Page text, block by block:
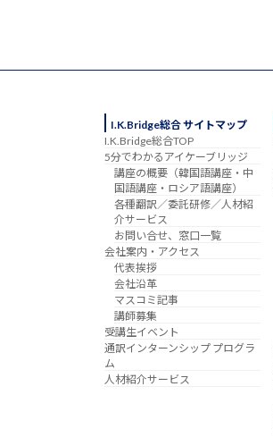
I.K.Bridge総合 サイトマップ
I.K.Bridge総合TOP
5分でわかるアイケーブリッジ
講座の概要（韓国語講座・中
国語講座・ロシア語講座）
各種翻訳／委託研修／人材紹
介サービス
お問い合せ、窓口一覧
会社案内・アクセス
代表挨拶
会社沿革
マスコミ記事
講師募集
受講生イベント
通訳インターンシップ プログラ
ム
人材紹介サービス